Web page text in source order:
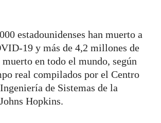
estadounidenses han muerto a
19 y más de 4,2 millones de
muerto en todo el mundo, según
real compilados por el Centro
de Sistemas de la
Hopkins.